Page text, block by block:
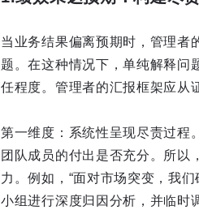
当业务结果偏离预期时，管理者
题。在这种情况下，单纯解释问
任程度。管理者的汇报框架应从
第一维度：系统性呈现尽责过程
团队成员的付出是否充分。所以
力。例如，“面对市场突变，我
小组进行深度归因分析，并临时